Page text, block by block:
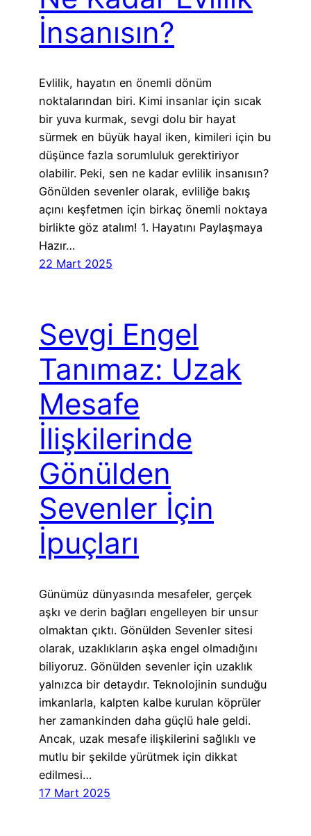
İnsanısın?
Evlilik, hayatın en önemli dönüm
noktalarından biri. Kimi insanlar için sıcak
bir yuva kurmak, sevgi dolu bir hayat
sürmek en büyük hayal iken, kimileri için bu
düşünce fazla sorumluluk gerektiriyor
olabilir. Peki, sen ne kadar evlilik insanısın?
Gönülden sevenler olarak, evliliğe bakış
açını keşfetmen için birkaç önemli noktaya
birlikte göz atalım! 1. Hayatını Paylaşmaya
Hazır…
22 Mart 2025
Sevgi Engel
Tanımaz: Uzak
Mesafe
İlişkilerinde
Gönülden
Sevenler İçin
İpuçları
Günümüz dünyasında mesafeler, gerçek
aşkı ve derin bağları engelleyen bir unsur
olmaktan çıktı. Gönülden Sevenler sitesi
olarak, uzaklıkların aşka engel olmadığını
biliyoruz. Gönülden sevenler için uzaklık
yalnızca bir detaydır. Teknolojinin sunduğu
imkanlarla, kalpten kalbe kurulan köprüler
her zamankinden daha güçlü hale geldi.
Ancak, uzak mesafe ilişkilerini sağlıklı ve
mutlu bir şekilde yürütmek için dikkat
edilmesi…
17 Mart 2025